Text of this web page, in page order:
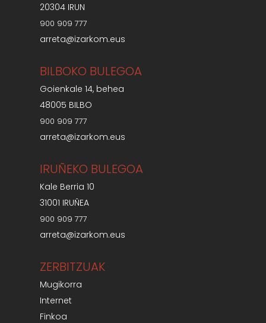
20304 IRUN
900 909 777
arreta@izarkom.eus
BILBOKO BULEGOA
Goienkale 14, behea
48005 BILBO
900 909 777
arreta@izarkom.eus
IRUÑEKO BULEGOA
Kale Berria 10
31001 IRUÑEA
900 909 777
arreta@izarkom.eus
ZERBITZUAK
Mugikorra
Internet
Finkoa